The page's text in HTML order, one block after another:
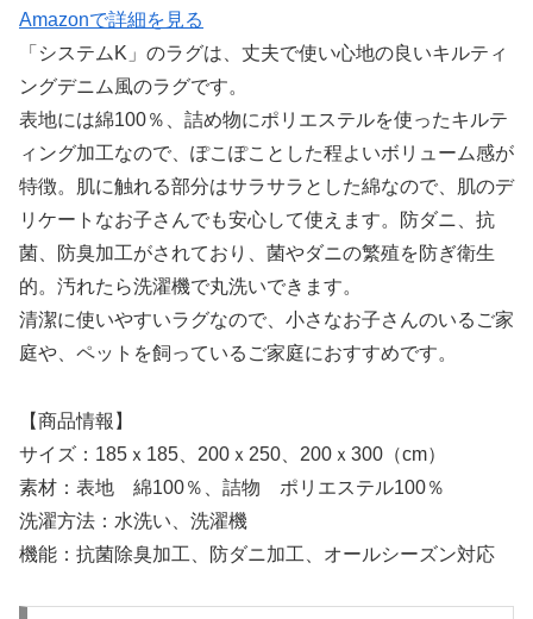
Amazonで詳細を見る
「システムK」のラグは、丈夫で使い心地の良いキルティ
ングデニム風のラグです。
表地には綿100％、詰め物にポリエステルを使ったキルテ
ィング加工なので、ぽこぽことした程よいボリューム感が
特徴。肌に触れる部分はサラサラとした綿なので、肌のデ
リケートなお子さんでも安心して使えます。防ダニ、抗
菌、防臭加工がされており、菌やダニの繁殖を防ぎ衛生
的。汚れたら洗濯機で丸洗いできます。
清潔に使いやすいラグなので、小さなお子さんのいるご家
庭や、ペットを飼っているご家庭におすすめです。
【商品情報】
サイズ：185ｘ185、200ｘ250、200ｘ300（cm）
素材：表地 綿100％、詰物 ポリエステル100％
洗濯方法：水洗い、洗濯機
機能：抗菌除臭加工、防ダニ加工、オールシーズン対応